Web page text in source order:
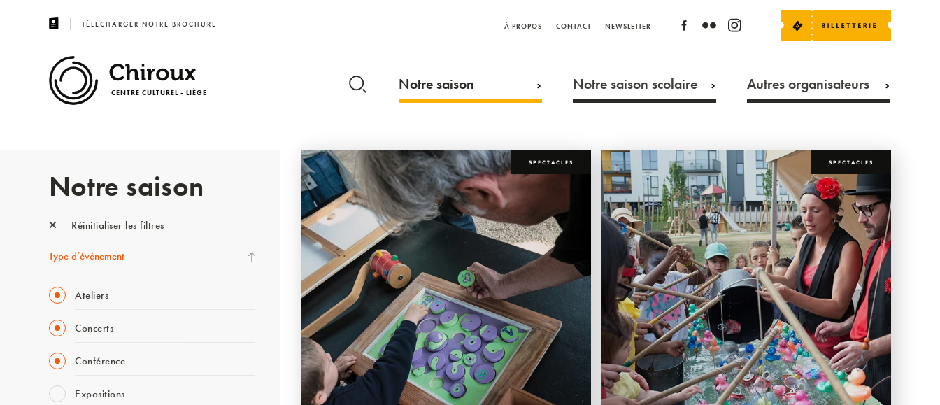
TÉLÉCHARGER NOTRE BROCHURE À PROPOS CONTACT NEWSLETTER
CENTRE CULTUREL - LIÈGE Notre saison Notre saison scolaire Autres organisateurs
Notre saison
Réinitialiser les filtres
Type d’événement
Ateliers
Concerts
Conférence
Expositions
SPECTACLES SPECTACLES